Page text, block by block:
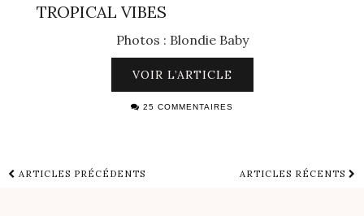
TROPICAL VIBES
Photos : Blondie Baby
VOIR L’ARTICLE
25 COMMENTAIRES
ARTICLES PRÉCÉDENTS ARTICLES RÉCENTS